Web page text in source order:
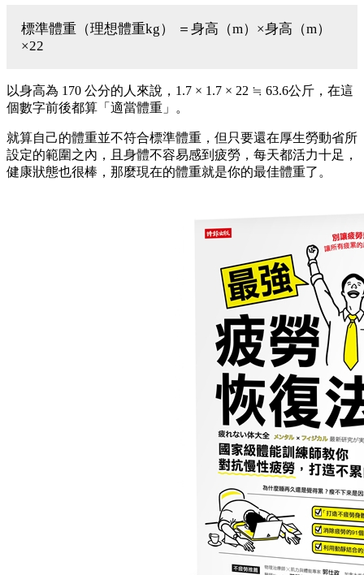
標準體重（理想體重kg） ＝身高（m）×身高（m）
×22
以身高為 170 公分的人來說，1.7 × 1.7 × 22 ≒ 63.6公斤，在這
個數字前後都算「適當體重」。
就算自己的體重並不符合標準體重，但只要還在厚生勞動省所
設定的範圍之內，且身體不容易感到疲勞，每天都活力十足，
健康狀態也很棒，那麼現在的體重就是你的最佳體重了。